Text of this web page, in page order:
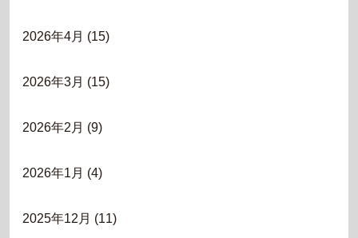
2026年4月 (15)
2026年3月 (15)
2026年2月 (9)
2026年1月 (4)
2025年12月 (11)